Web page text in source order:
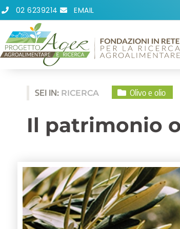
Vai
contenuto
02 6239214 EMAIL
SEI IN: RICERCA Olivo e olio
Il patrimonio